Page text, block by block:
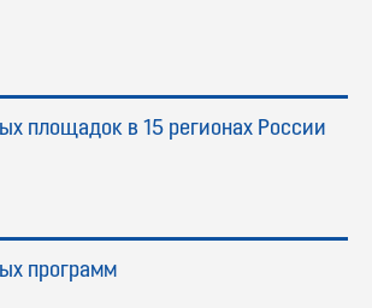
площадок в 15 регионах России
программ